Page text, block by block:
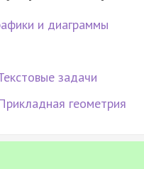
и диаграммы
задачи
геометрия